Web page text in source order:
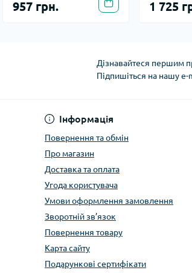
957 грн. 1 725
Дізнавайтеся першим
Підпишіться на нашу e-
Інформація
Повернення та обмін
Про магазин
Доставка та оплата
Угода користувача
Умови оформлення замовлення
Зворотній зв’язок
Повернення товару
Карта сайту
Подарункові сертифікати